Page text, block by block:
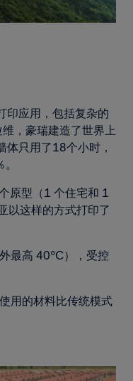
印应用，包括复杂的
，豪瑞建造了世界上
只用了18个小时，
原型（1 个住宅和 1
以这样的方式打印了
最高 40°C），受控
用的材料比传统模式